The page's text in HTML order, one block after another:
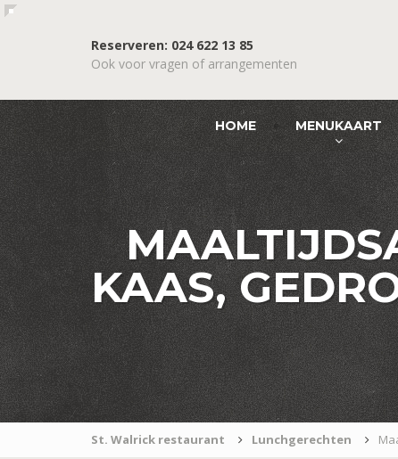
Reserveren: 024 622 13 85
Ook voor vragen of arrangementen
HOME MENUKAART
KAAS,
St. Walrick restaurant Lunchgerechten